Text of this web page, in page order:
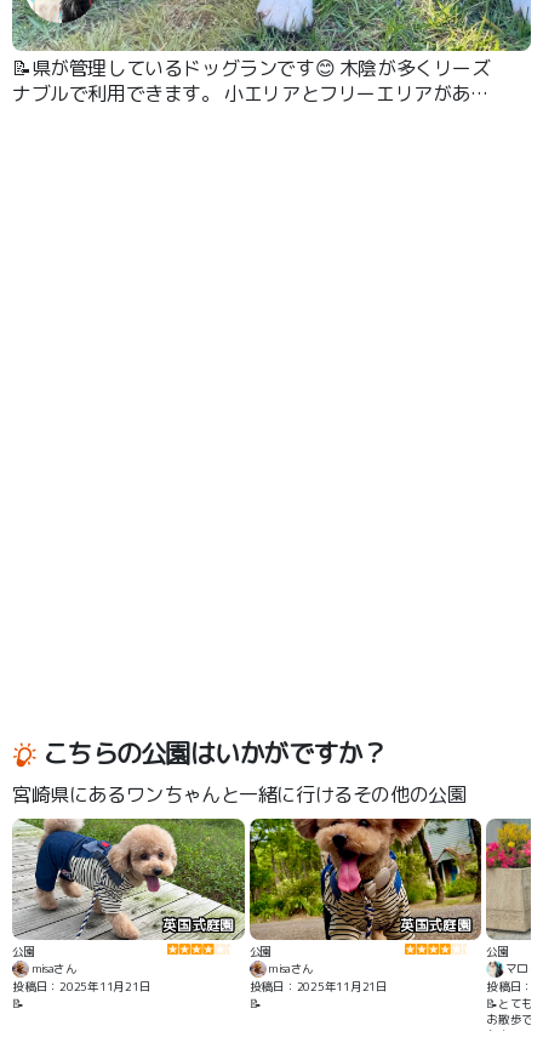
📝県が管理しているドッグランです😊 木陰が多くリーズ
ナブルで利用できます。 小エリアとフリーエリアがあり
こちらの公園はいかがですか？
宮崎県にあるワンちゃんと一緒に行けるその他の公園
英国式庭園
公園
misaさん
投稿日：2025年11月21日
📝
英国式庭園
公園
misaさん
投稿日：2025年11月21日
📝
公園
マロ
投稿日：
📝とても
お散歩で
も多いの